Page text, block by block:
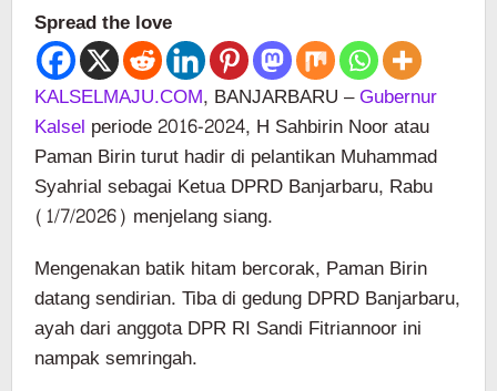
Spread the love
KALSELMAJU.COM, BANJARBARU –Gubernur
Kalsel periode 2016-2024, H Sahbirin Noor atau
Paman Birin turut hadir di pelantikan Muhammad
Syahrial sebagai Ketua DPRD Banjarbaru, Rabu
(1/7/2026) menjelang siang.
Mengenakan batik hitam bercorak, Paman Birin
datang sendirian. Tiba di gedung DPRD Banjarbaru,
ayah dari anggota DPR RI Sandi Fitriannoor ini
nampak semringah.